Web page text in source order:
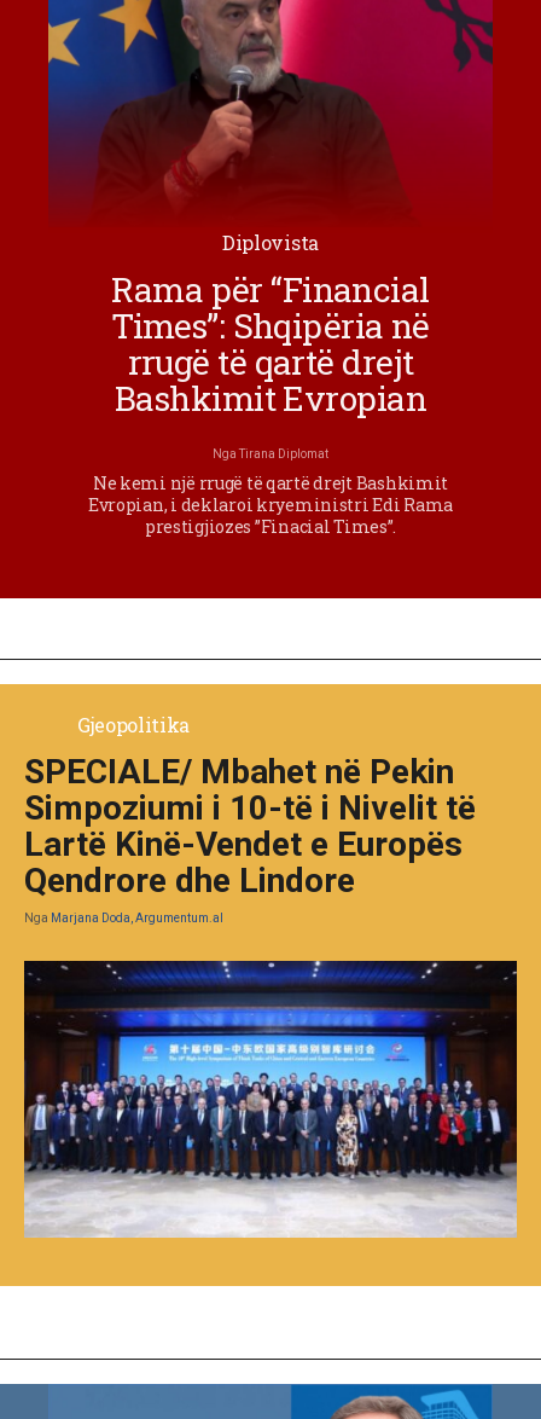
Diplovista
Rama për “Financial
Times”: Shqipëria në
rrugë të qartë drejt
Bashkimit Evropian
Nga Tirana Diplomat
Ne kemi një rrugë të qartë drejt Bashkimit
Evropian, i deklaroi kryeministri Edi Rama
prestigjiozes ”Finacial Times”.
Gjeopolitika
SPECIALE/ Mbahet në Pekin
Simpoziumi i 10-të i Nivelit të
Lartë Kinë-Vendet e Europës
Qendrore dhe Lindore
Nga Marjana Doda, Argumentum.al